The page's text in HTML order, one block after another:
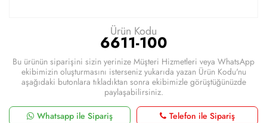
Ürün Kodu
6611-100
Bu ürünün siparişini sizin yerinize Müşteri Hizmetleri veya WhatsApp
ekibimizin oluşturmasını isterseniz yukarıda yazan Ürün Kodu'nu
aşağıdaki butonlara tıkladıktan sonra ekibimizle görüştüğünüzde
paylaşabilirsiniz.
Whatsapp ile Sipariş
Telefon ile Sipariş